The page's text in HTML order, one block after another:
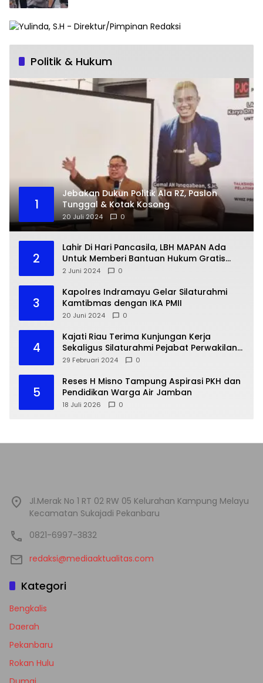
Politik & Hukum
1
Jebakan Dukun Politik Ala RZ, Paslon
Tunggal & Kotak Kosong
20 Juli 2024 0
2
Lahir Di Hari Pancasila, LBH MAPAN Ada
Untuk Memberi Bantuan Hukum Gratis
Bagi Masyarakat Kurang Mampu
2 Juni 2024 0
3
Kapolres Indramayu Gelar Silaturahmi
Kamtibmas dengan IKA PMII
20 Juni 2024 0
4
Kajati Riau Terima Kunjungan Kerja
Sekaligus Silaturahmi Pejabat Perwakilan
Bank Indonesia Provinsi Riau
29 Februari 2024 0
5
Reses H Misno Tampung Aspirasi PKH dan
Pendidikan Warga Air Jamban
18 Juli 2026 0
Jl.Merak No 1 RT 02 RW 05 Kelurahan Kampung Melayu
Kecamatan Sukajadi Pekanbaru
0821-6997-3832
redaksi@mediaaktualitas.com
Kategori
Bengkalis
Daerah
Pekanbaru
Rokan Hulu